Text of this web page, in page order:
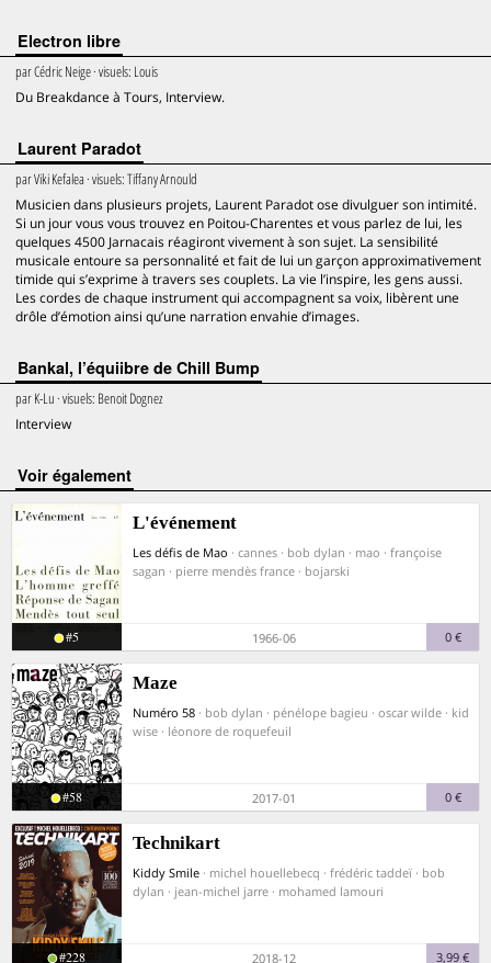
Electron libre
parCédric Neige· visuels: Louis
Du Breakdance à Tours, Interview.
Laurent Paradot
parViki Kefalea · visuels:Tiffany Arnould
Musicien dans plusieurs projets, Laurent Paradot ose divulguer son intimité.
Si un jour vous vous trouvez en Poitou-Charentes et vous parlez de lui, les
quelques 4500 Jarnacais réagiront vivement à son sujet. La sensibilité
musicale entoure sa personnalité et fait de lui un garçon approximativement
timide qui s’exprime à travers ses couplets. La vie l’inspire, les gens aussi.
Les cordes de chaque instrument qui accompagnent sa voix, libèrent une
drôle d’émotion ainsi qu’une narration envahie d’images.
Bankal, l’équiibre de Chill Bump
parK-Lu · visuels: Benoit Dognez
Interview
voir également
L'événement
Les défis de Mao · cannes · bob dylan · mao · françoise
sagan · pierre mendès france · bojarski
#5 1966-06 0 €
Maze
Numéro 58 · bob dylan · pénélope bagieu · oscar wilde · kid
wise · léonore de roquefeuil
#58 2017-01 0 €
Technikart
Kiddy Smile · michel houellebecq · frédéric taddeï · bob
dylan · jean-michel jarre · mohamed lamouri
#228 2018-12 3,99 €